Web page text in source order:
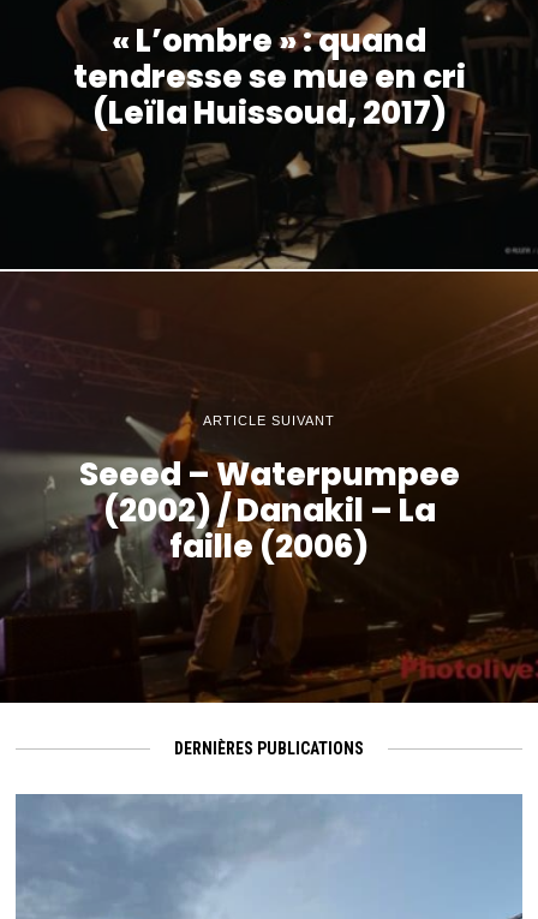
« L’ombre » : quand
tendresse se mue en cri
(Leïla Huissoud, 2017)
ARTICLE SUIVANT
Seeed – Waterpumpee
(2002) / Danakil – La
faille (2006)
DERNIÈRES PUBLICATIONS